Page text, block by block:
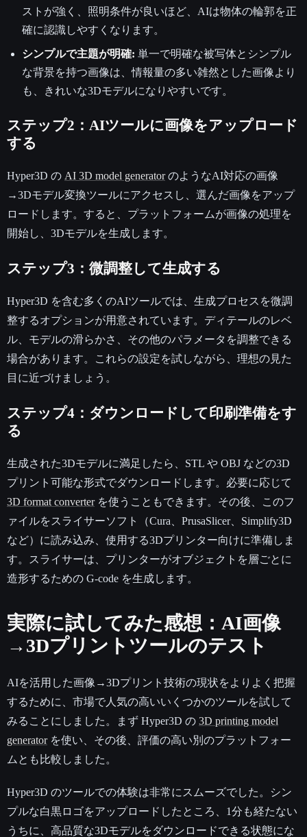
ストが強く、照明条件が良いほど、AIは物体の輪郭を正
確に認識しやすくなります。
シンプルで主題が明確: 単一で明確な被写体とシンプル
な背景を持つ画像は、情報量の多い雑然とした画像より
も、きれいな3Dモデルになりやすいです。
ステップ2：AIツールに画像をアップロード
する
Hyper3D の AI 3D model generatorのようなAI対応の画像
→3Dモデル変換ツールにアクセスし、選んだ画像をアップ
ロードします。すると、プラットフォームが画像の処理を
開始し、3Dモデルを生成します。
ステップ3：微調整して生成する
Hyper3D を含む多くのAIツールでは、生成プロセスを微調
整するオプションが用意されています。ディテールのレベ
ル、モデルの滑らかさ、その他のパラメータを調整できる
場合があります。これらの設定を試しながら、理想の見た
目に近づけましょう。
ステップ4：ダウンロードして印刷準備をす
る
生成された3Dモデルに満足したら、STL や OBJ などの3D
プリント可能な形式でダウンロードします。必要に応じて
3D format converterを使うこともできます。その後、このフ
ァイルをスライサーソフト（Cura、PrusaSlicer、Simplify3D
など）に読み込み、使用する3Dプリンター向けに準備しま
す。スライサーは、プリンターがオブジェクトを層ごとに
造形するための G-code を生成します。
実際に試してみた感想：AI画像
→3Dプリントツールのテスト
AIを活用した画像→3Dプリント技術の現状をよりよく把握
するために、市場で人気の高いいくつかのツールを試して
みることにしました。まず Hyper3D の 3D printing model
generatorを使い、その後、評価の高い別のプラットフォー
ムとも比較しました。
Hyper3D のツールでの体験は非常にスムーズでした。シン
プルな白黒ロゴをアップロードしたところ、1分も経たない
うちに、高品質な3Dモデルをダウンロードできる状態にな